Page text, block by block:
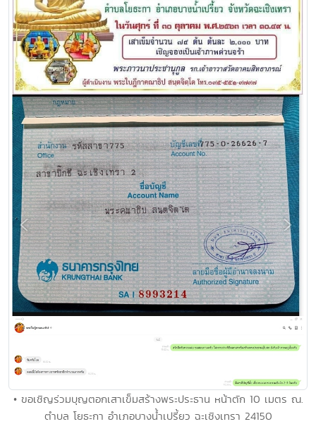
• ขอเชิญร่วมบุญตอกเสาเข็มสร้างพระประธาน หน้าตัก 10 เมตร ณ.
ตำบล โยธะกา อำเภอบางน้ำเปรี้ยว ฉะเชิงเทรา 24150